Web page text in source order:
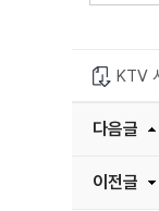
KTV
다음글
이전글